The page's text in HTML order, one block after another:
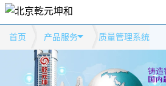
首页 产品服务 质量管理系统